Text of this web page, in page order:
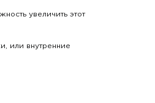
увеличить этот
или внутренние